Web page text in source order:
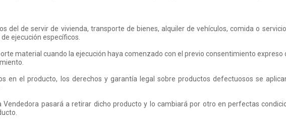
del de servir de vivienda, transporte de bienes, alquiler de vehículos, comida o
ejecución específicos.
material cuando la ejecución haya comenzado con el previo consentimiento
en el producto, los derechos y garantía legal sobre productos defectuosos se
pasará a retirar dicho producto y lo cambiará por otro en perfectas